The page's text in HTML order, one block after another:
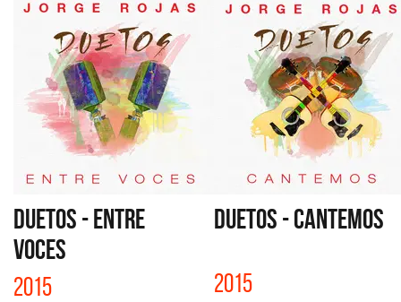
DUETOS - ENTRE
VOCES
2015
DUETOS - CANTEMOS
2015